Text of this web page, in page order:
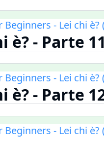
- Lei chi è?
è? - Parte 11
- Lei chi è?
è? - Parte
- Lei chi è?